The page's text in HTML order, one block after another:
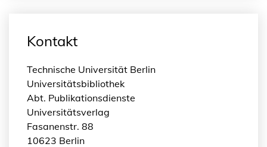
Kontakt
Technische Universität Berlin
Universitätsbibliothek
Abt. Publikationsdienste
Universitätsverlag
Fasanenstr. 88
10623 Berlin